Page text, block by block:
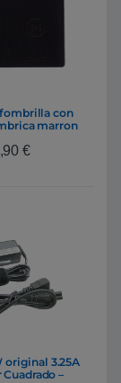
con
marron
€
original 3.25A
–